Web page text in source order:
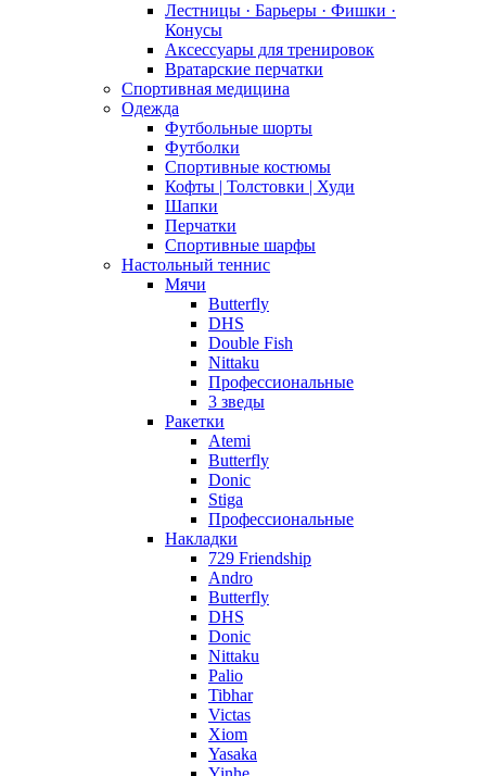
Лестницы · Барьеры · Фишки ·
Конусы
Аксессуары для тренировок
Вратарские перчатки
Спортивная медицина
Одежда
Футбольные шорты
Футболки
Спортивные костюмы
Кофты | Толстовки | Худи
Шапки
Перчатки
Спортивные шарфы
Настольный теннис
Мячи
Butterfly
DHS
Double Fish
Nittaku
Профессиональные
3 зведы
Ракетки
Atemi
Butterfly
Donic
Stiga
Профессиональные
Накладки
729 Friendship
Andro
Butterfly
DHS
Donic
Nittaku
Palio
Tibhar
Victas
Xiom
Yasaka